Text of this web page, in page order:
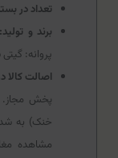
تعداد در
برند و تولید:
پروانه:
اصالت کالا
پخش مجاز.
خنک) به
مشاهده